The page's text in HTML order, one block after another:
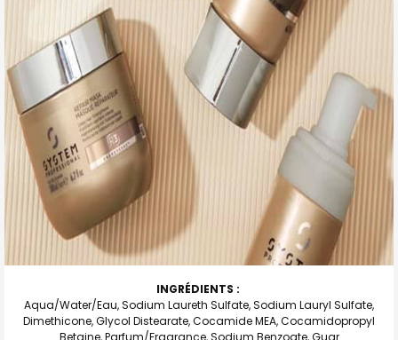
INGRÉDIENTS :
Aqua/Water/Eau, Sodium Laureth Sulfate, Sodium Lauryl Sulfate,
Dimethicone, Glycol Distearate, Cocamide MEA, Cocamidopropyl
Betaine, Parfum/Fragrance, Sodium Benzoate, Guar